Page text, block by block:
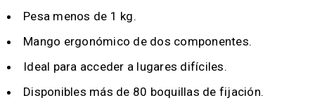
Pesa menos de 1 kg.
Mango ergonómico de dos componentes.
Ideal para acceder a lugares difíciles.
Disponibles más de 80 boquillas de fijación.